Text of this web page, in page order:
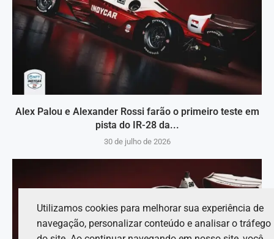
Alex Palou e Alexander Rossi farão o primeiro teste em
pista do IR-28 da...
30 de julho de 2026
Utilizamos cookies para melhorar sua experiência de
navegação, personalizar conteúdo e analisar o tráfego